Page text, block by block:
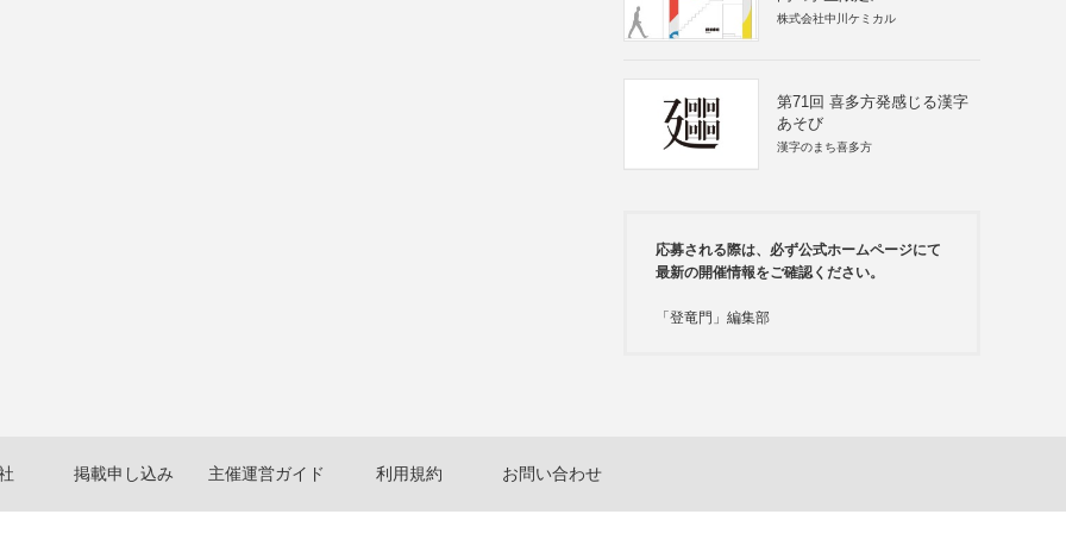
株式会社中川ケミカル
第71回 喜多方発感じる漢字
あそび
漢字のまち喜多方
応募される際は、必ず公式ホームページにて
最新の開催情報をご確認ください。
「登竜門」編集部
掲載申し込み 主催運営ガイド 利用規約 お問い合わせ